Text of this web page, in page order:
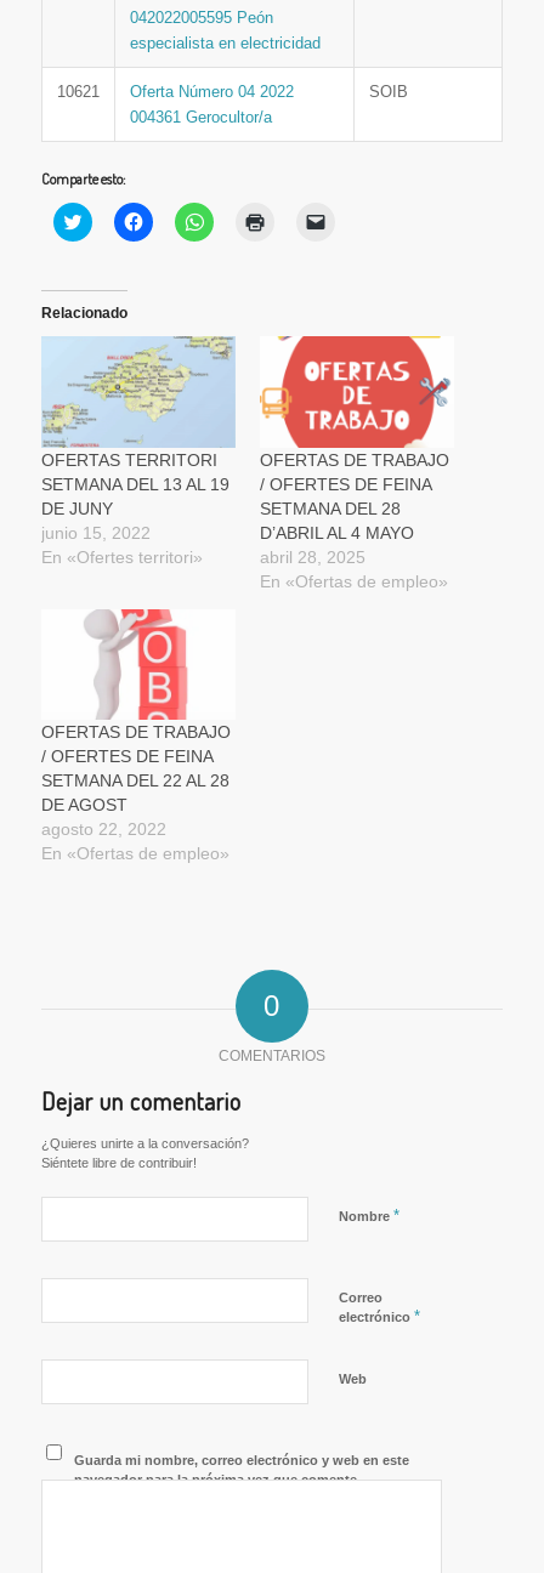
042022005595 Peón
especialista en electricidad
10621
Oferta Número 04 2022
004361 Gerocultor/a
SOIB
Comparte esto:
Haz
clic
Twitter
(Se
una
ventana
nueva)
Haz
clic
en
una
ventana
nueva)
Haz
clic
en
una
ventana
ventana
nueva) a
un
amigo
(Se
abre
una
ventana
nueva)
Relacionado
OFERTAS TERRITORI
SETMANA DEL 13 AL 19
DE JUNY
junio 15, 2022
En «Ofertes territori»
OFERTAS DE TRABAJO
/ OFERTES DE FEINA
SETMANA DEL 28
D’ABRIL AL 4 MAYO
abril 28, 2025
En «Ofertas de empleo»
OFERTAS DE TRABAJO
/ OFERTES DE FEINA
SETMANA DEL 22 AL 28
DE AGOST
agosto 22, 2022
En «Ofertas de empleo»
0
COMENTARIOS
Dejar un comentario
¿Quieres unirte a la conversación?
Siéntete libre de contribuir!
Nombre *
Correo
electrónico *
Web
Guarda mi nombre, correo electrónico y web en este
navegador para la próxima vez que comente.